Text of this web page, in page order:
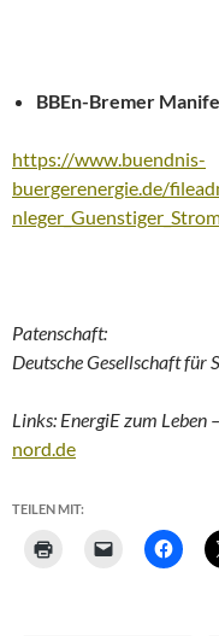
BBEn-Bremer
https://www.buendnis-
buergerenergie.de/
Patenschaft:
Deutsche Gesellschaft für
Links: EnergiE zum
nord.de
TEILEN MIT: